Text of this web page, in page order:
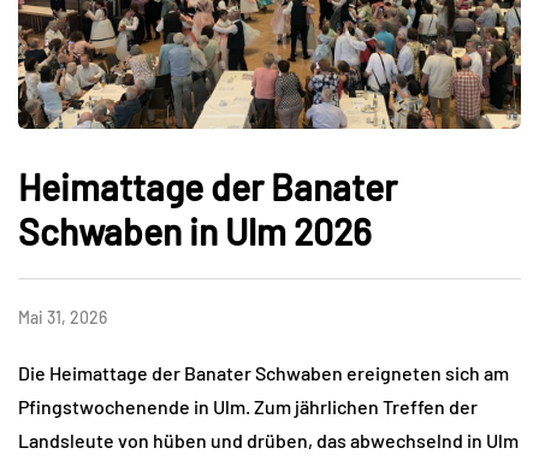
Heimattage der Banater
Schwaben in Ulm 2026
Mai 31, 2026
Die Heimattage der Banater Schwaben ereigneten sich am
Pfingstwochenende in Ulm. Zum jährlichen Treffen der
Landsleute von hüben und drüben, das abwechselnd in Ulm